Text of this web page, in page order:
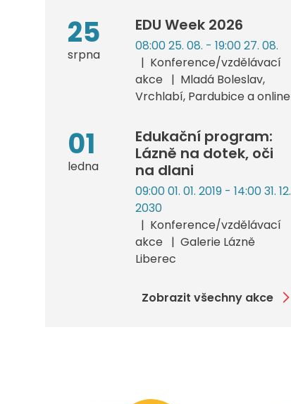
25
srpna
EDU Week 2026
08:00 25. 08. - 19:00 27. 08.
Konference/vzdělávací
akce
Mladá Boleslav,
Vrchlabí, Pardubice a online
01
ledna
Edukační program:
Lázně na dotek, oči
na dlani
09:00 01. 01. 2019 - 14:00 31. 12.
2030
Konference/vzdělávací
akce
Galerie Lázně
Liberec
Zobrazit všechny akce